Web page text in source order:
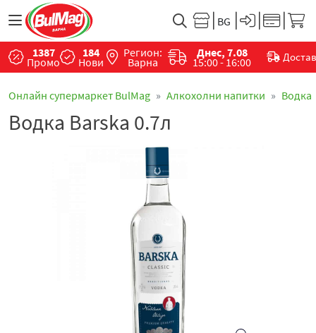
1387
Промо
184
Нови
Регион:
Варна
Днес, 7.08
15:00 - 16:00
Онлайн супермаркет BulMag Алкохолни напитки Водка
Водка Barska 0.7л